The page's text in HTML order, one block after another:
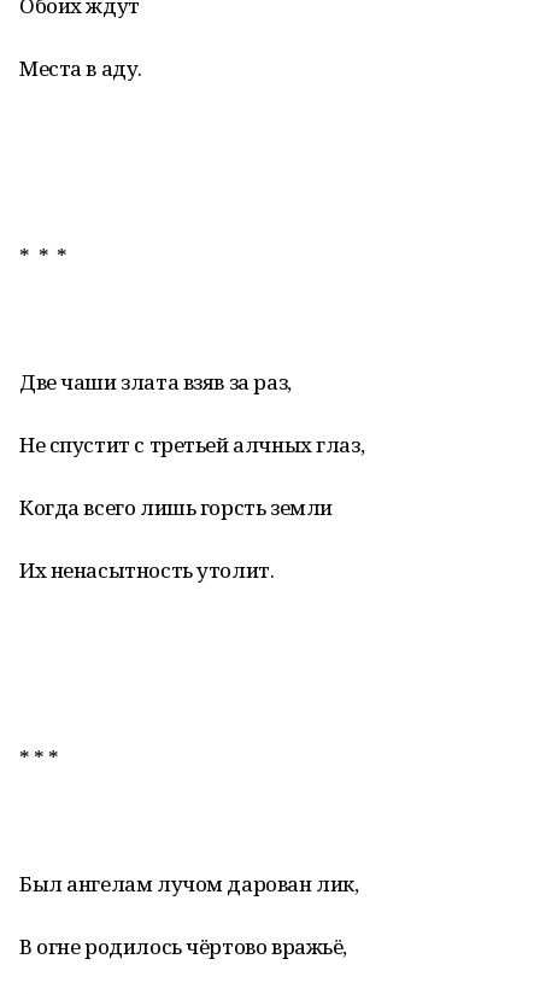
Места в аду.
* * *
Две чаши злата взяв за раз,
Не спустит с третьей алчных глаз,
Когда всего лишь горсть земли
Их ненасытность утолит.
* * *
Был ангелам лучом дарован лик,
В огне родилось чёртово вражьё,